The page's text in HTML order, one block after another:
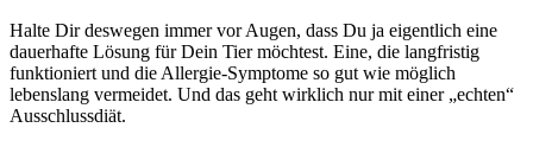
Halte Dir deswegen immer vor Augen, dass Du ja eigentlich eine
dauerhafte Lösung für Dein Tier möchtest. Eine, die langfristig
funktioniert und die Allergie-Symptome so gut wie möglich
lebenslang vermeidet. Und das geht wirklich nur mit einer „echten“
Ausschlussdiät.